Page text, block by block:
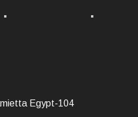
Egypt-104